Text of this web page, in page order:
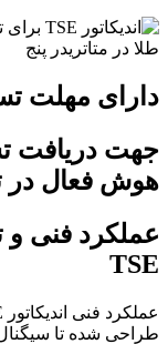
دارای مهلت
جهت دریافت
هوش فعال در
عملکرد فنی و
TSE
طراحی شده تا